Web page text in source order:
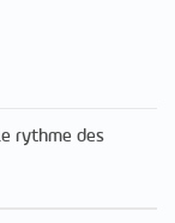
rythme des